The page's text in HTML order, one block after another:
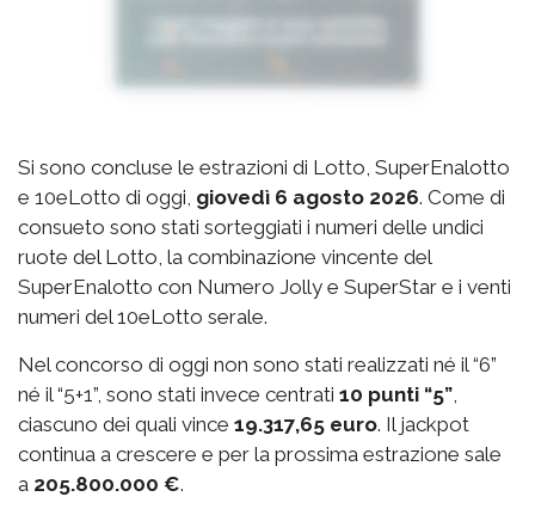
Si sono concluse le estrazioni di Lotto, SuperEnalotto
e 10eLotto di oggi, giovedì 6 agosto 2026. Come di
consueto sono stati sorteggiati i numeri delle undici
ruote del Lotto, la combinazione vincente del
SuperEnalotto con Numero Jolly e SuperStar e i venti
numeri del 10eLotto serale.
Nel concorso di oggi non sono stati realizzati né il “6”
né il “5+1”, sono stati invece centrati 10 punti “5”
ciascuno dei quali vince 19.317,65 euro. Il jackpot
continua a crescere e per la prossima estrazione sale
a 205.800.000 €.